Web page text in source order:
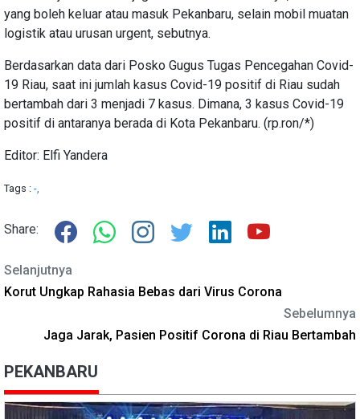
yang boleh keluar atau masuk Pekanbaru, selain mobil muatan
logistik atau urusan urgent, sebutnya.
Berdasarkan data dari Posko Gugus Tugas Pencegahan Covid-
19 Riau, saat ini jumlah kasus Covid-19 positif di Riau sudah
bertambah dari 3 menjadi 7 kasus. Dimana, 3 kasus Covid-19
positif di antaranya berada di Kota Pekanbaru. (rp.ron/*)
Editor: Elfi Yandera
Tags : -,
Share:
Selanjutnya
Korut Ungkap Rahasia Bebas dari Virus Corona
Sebelumnya
Jaga Jarak, Pasien Positif Corona di Riau Bertambah
PEKANBARU